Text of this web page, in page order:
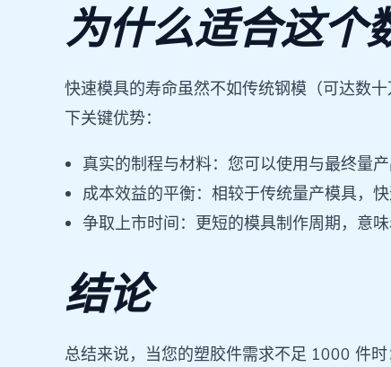
为什么适合这个
快速模具的寿命虽然不如传统钢模（可达数
下关键优势：
真实的制程与材料：您可以使用与最终量
成本效益的平衡：相较于传统量产模具，
争取上市时间：更短的模具制作周期，意
结论
总结来说，当您的塑胶件需求不足 1000 件时